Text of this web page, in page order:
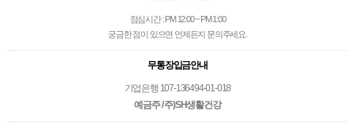
점심시간 : PM 12:00 ~ PM 1:00
궁금한 점이 있으면 언제든지 문의주세요.
무통장입금안내
기업은행 107-136494-01-018
예금주 / 주)SH생활건강